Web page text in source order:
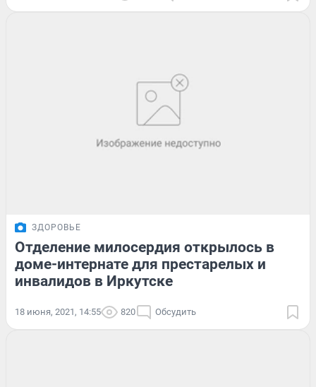
ЗДОРОВЬЕ
Отделение милосердия открылось в
доме-интернате для престарелых и
инвалидов в Иркутске
18 июня, 2021, 14:55 820 Обсудить